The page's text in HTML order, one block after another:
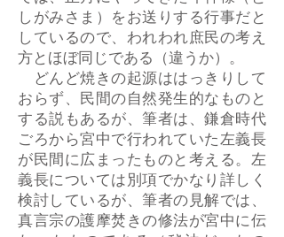
しがみさま）をお送りする行事だと
しているので、われわれ庶民の考え
方とほぼ同じである（違うか）。
どんど焼きの起源ははっきりして
おらず、民間の自然発生的なものと
する説もあるが、筆者は、鎌倉時代
ごろから宮中で行われていた左義長
が民間に広まったものと考える。左
義長については別項でかなり詳しく
検討しているが、筆者の見解では、
真言宗の護摩焚きの修法が宮中に伝